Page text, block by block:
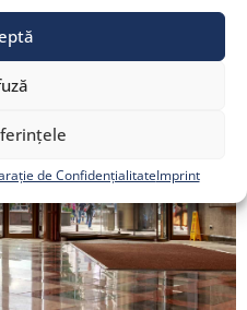
de ConfidențialitateImprint